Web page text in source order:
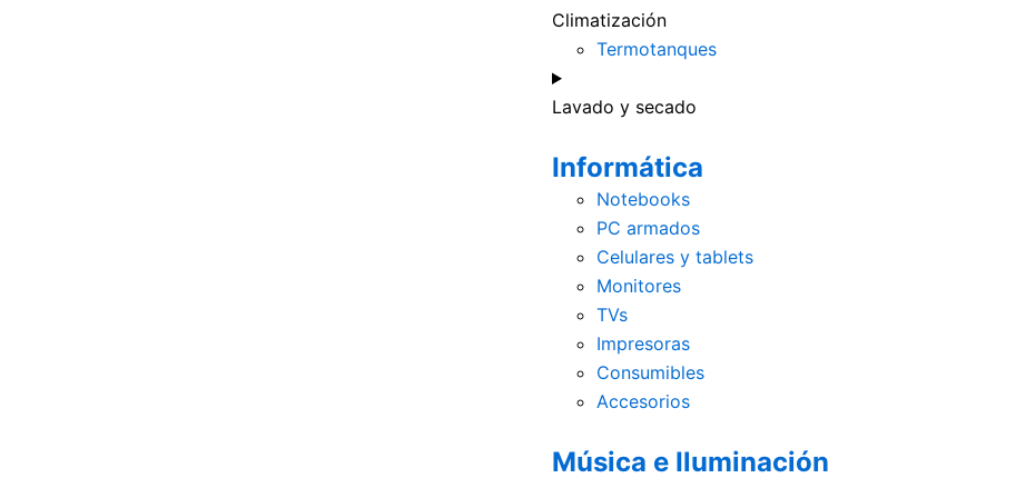
Climatización
Termotanques
Lavado y secado
Informática
Notebooks
PC armados
Celulares y tablets
Monitores
TVs
Impresoras
Consumibles
Accesorios
Música e Iluminación